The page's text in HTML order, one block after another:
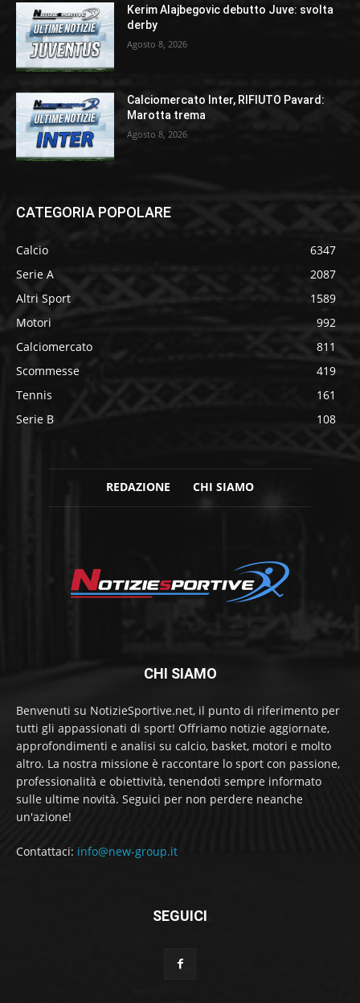
Kerim Alajbegovic debutto Juve: svolta
derby
Agosto 8, 2026
Calciomercato Inter, RIFIUTO Pavard:
Marotta trema
Agosto 8, 2026
CATEGORIA POPOLARE
Calcio
6347
Serie A
2087
Altri Sport
1589
Motori
992
Calciomercato
811
Scommesse
419
Tennis
161
Serie B
108
REDAZIONE CHI SIAMO
CHI SIAMO
Benvenuti su NotizieSportive.net, il punto di riferimento per
tutti gli appassionati di sport! Offriamo notizie aggiornate,
approfondimenti e analisi su calcio, basket, motori e molto
altro. La nostra missione è raccontare lo sport con passione,
professionalità e obiettività, tenendoti sempre informato
sulle ultime novità. Seguici per non perdere neanche
un'azione!
Contattaci: info@new-group.it
SEGUICI